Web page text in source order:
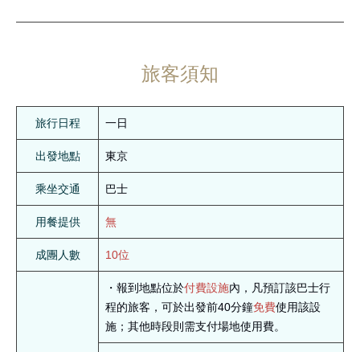
旅客須知
旅行日程 一日
出發地點 東京
乘坐交通 巴士
用餐提供 無
成團人數 10位
・報到地點位於付費設施內，凡預訂該巴士行
程的旅客，可於出發前40分鐘免費使用該設
施；其他時段則需支付場地使用費。